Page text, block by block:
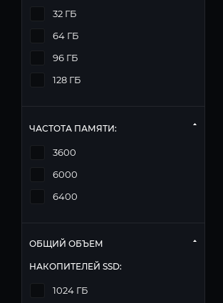
32 ГБ
64 ГБ
96 ГБ
128 ГБ
ЧАСТОТА ПАМЯТИ:
3600
6000
6400
ОБЩИЙ ОБЪЕМ
НАКОПИТЕЛЕЙ SSD:
1024 ГБ